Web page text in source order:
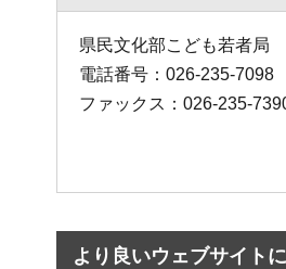
県民文化部こども若者局
電話番号：026-235-7098
ファックス：026-235-
より良いウェブサイト